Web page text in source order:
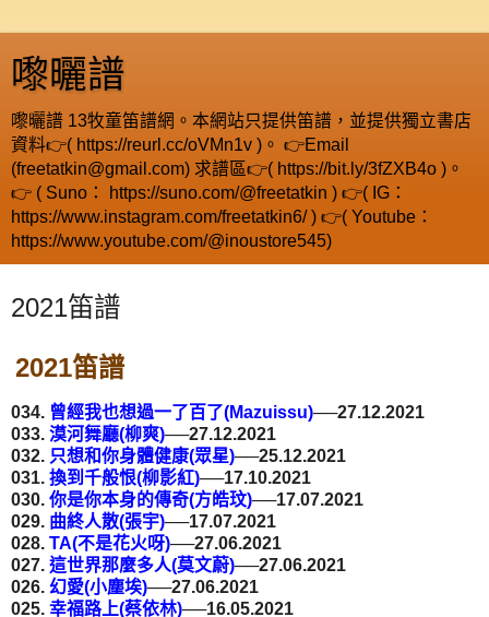
嚟曬譜
嚟曬譜 13牧童笛譜網。本網站只提供笛譜，並提供獨立書店
資料👉( https://reurl.cc/oVMn1v )。 👉Email
(freetatkin@gmail.com) 求譜區👉( https://bit.ly/3fZXB4o )。
👉 ( Suno： https://suno.com/@freetatkin ) 👉( IG：
https://www.instagram.com/freetatkin6/ ) 👉( Youtube：
https://www.youtube.com/@inoustore545)
2021笛譜
2021笛譜
034. 曾經我也想過一了百了(Mazuissu)──27.12.2021
033. 漠河舞廳(柳爽)──27.12.2021
032. 只想和你身體健康(眾星)──25.12.2021
031. 換到千般恨(柳影紅)──17.10.2021
030. 你是你本身的傳奇(方皓玟)──17.07.2021
029. 曲終人散(張宇)──17.07.2021
028. TA(不是花火呀)──27.06.2021
027. 這世界那麼多人(莫文蔚)──27.06.2021
026. 幻愛(小塵埃)──27.06.2021
025. 幸福路上(蔡依林)──16.05.2021